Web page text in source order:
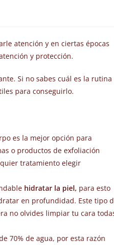
atención y en ciertas épocas
y protección.
Si no sabes cuál es la rutina
para conseguirlo.
es la mejor opción para
o productos de exfoliación
tratamiento elegir
hidratar la piel, para esto
en profundidad. Este tipo
no olvides limpiar tu cara
70% de agua, por esta razón